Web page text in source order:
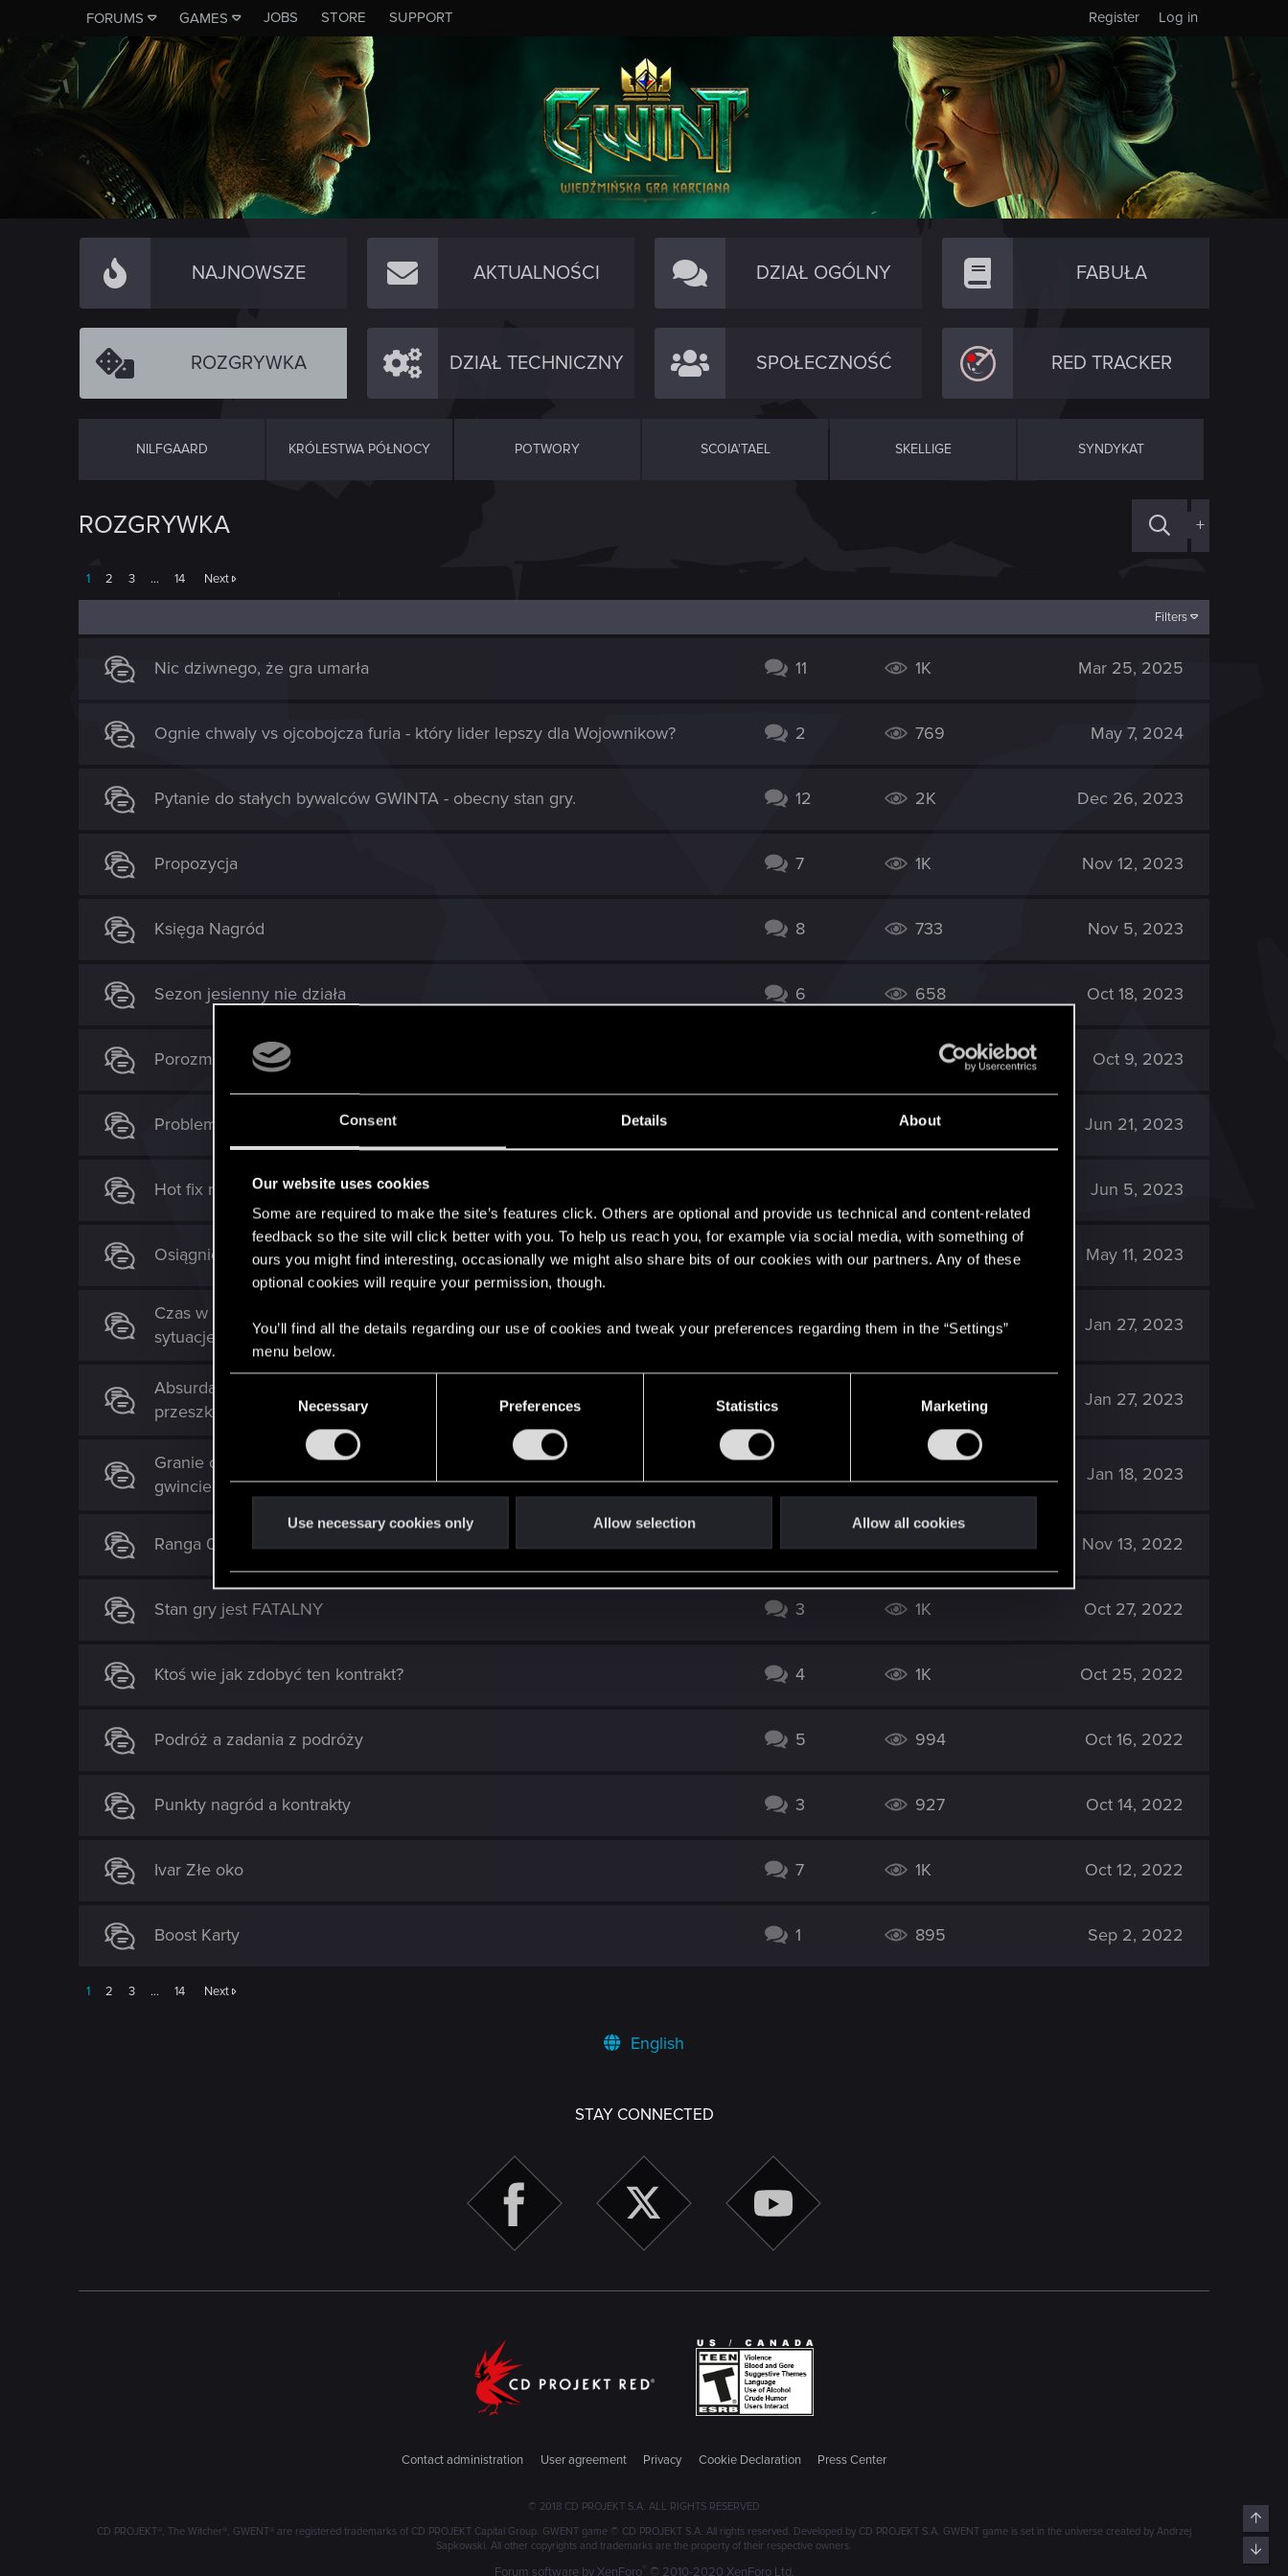
Consent Details About
Our website uses cookies
Some are required to make the site’s features click. Others are optional and provide us technical and content-related
feedback so the site will click better with you. To help us reach you, for example via social media, with something of
ours you might find interesting, occasionally we might also share bits of our cookies with our partners. Any of these
optional cookies will require your permission, though.
You’ll find all the details regarding our use of cookies and tweak your preferences regarding them in the “Settings”
menu below.
e
l
e
i
Necessary Preferences Statistics Marketing
Use necessary cookies only Allow selection Allow all cookies
FORUMS GAMES JOBS STORE SUPPORT Log in
Register
NAJNOWSZE AKTUALNOŚCI DZIAŁ OGÓLNY FABUŁA
ROZGRYWKA DZIAŁ TECHNICZNY SPOŁECZNOŚĆ RED TRACKER
NILFGAARD KRÓLESTWA PÓŁNOCY POTWORY SCOIA'TAEL SKELLIGE SYNDYKAT
ROZGRYWKA +
1 2 3 … 14 Next
Filters
Nic dziwnego, że gra umarła 11 1K Mar 25, 2025
Ognie chwaly vs ojcobojcza furia - który lider lepszy dla Wojownikow? 2 769 May 7, 2024
Pytanie do stałych bywalców GWINTA - obecny stan gry. 12 2K Dec 26, 2023
Propozycja 7 1K Nov 12, 2023
Księga Nagród 8 733 Nov 5, 2023
Sezon jesienny nie działa 6 658 Oct 18, 2023
Porozmawiajmy o Drafcie 873 Oct 9, 2023
Problem z ukończeniem kontraktu podróży 2K Jun 21, 2023
Hot fix na Renfri poproszę Jun 5, 2023
Osiągnięcie: "Chrzest Ognia" oraz "Specjalista". 1 882 May 11, 2023
Czas w końcu pozbyć się z gry wsystkich irytujacych kart - desperacke
sytuacje wymagają despersckich posunięć
24 3K Jan 27, 2023
Absurdalne antysynergie w grze - czyli kiedy Twoje własne karty Ci
przeszkadzają choć powinny pomagać
2K Jan 27, 2023
Granie czymkolwiek poza taliami pointslam-removal jest porostu męczące w
gwincie - przynajmniej dla mnie
Jan 18, 2023
Ranga 0 vs 22. Jakim cudem?! 11 2K Nov 13, 2022
Stan gry jest FATALNY 3 1K Oct 27, 2022
Ktoś wie jak zdobyć ten kontrakt? 4 1K Oct 25, 2022
Podróż a zadania z podróży 5 994 Oct 16, 2022
Punkty nagród a kontrakty 3 927 Oct 14, 2022
Ivar Złe oko 7 1K Oct 12, 2022
Boost Karty 1 895 Sep 2, 2022
1 2 3 … 14 Next
English
STAY CONNECTED
Contact administration User agreement Privacy Cookie Declaration Press Center
© 2018 CD PROJEKT S.A. ALL RIGHTS RESERVED
CD PROJEKT®, The Witcher®, GWENT® are registered trademarks of CD PROJEKT Capital Group. GWENT game © CD PROJEKT S.A. All rights reserved. Developed by CD PROJEKT S.A. GWENT game is set in the universe created by Andrzej
Sapkowski. All other copyrights and trademarks are the property of their respective owners.
Forum software by XenForo ® © 2010-2020 XenForo Ltd.
Top